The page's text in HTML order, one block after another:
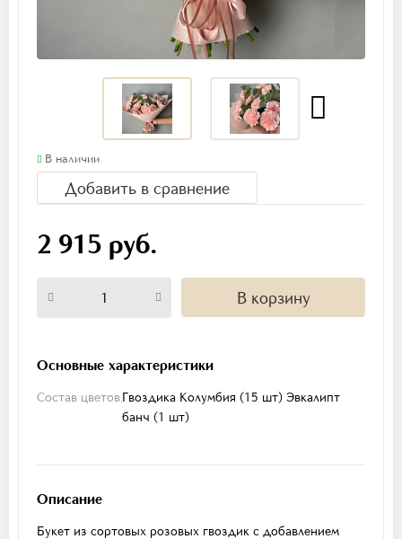
В наличии
Добавить в сравнение
2 915 руб.
В корзину
Основные характеристики
Состав цветовГвоздика Колумбия (15 шт) Эвкалипт
банч (1 шт)
Описание
Букет из сортовых розовых гвоздик с добавлением